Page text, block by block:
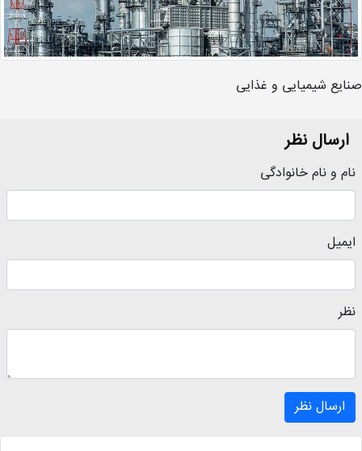
صنایع شیمیایی و غذایی
ارسال نظر
نام و نام خانوادگی
ایمیل
نظر
ارسال نظر